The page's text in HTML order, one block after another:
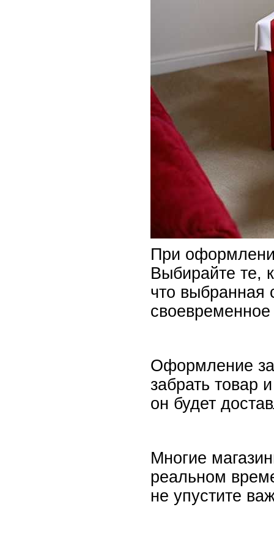
При
Выбирайте те,
что выбранная
Оформление
забрать товар
он будет
Многие
реальном
не упустите